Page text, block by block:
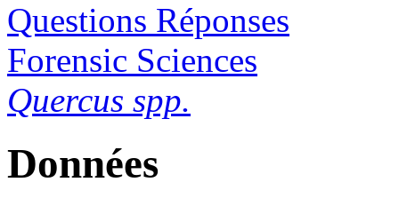
Questions Réponses
Forensic Sciences
Quercus spp.
Données